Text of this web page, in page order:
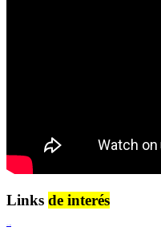
Links de interés